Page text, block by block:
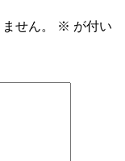
せん。 ※ が付い